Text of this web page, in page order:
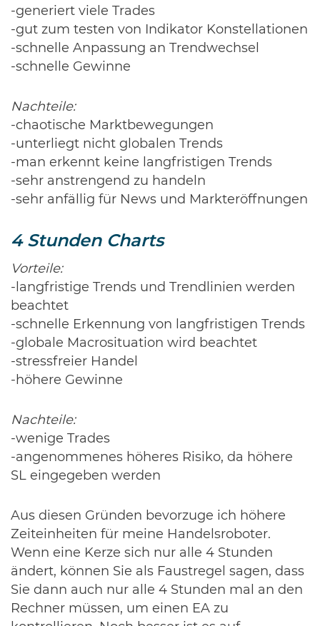
-generiert viele Trades
-gut zum testen von Indikator Konstellationen
-schnelle Anpassung an Trendwechsel
-schnelle Gewinne
Nachteile:
-chaotische Marktbewegungen
-unterliegt nicht globalen Trends
-man erkennt keine langfristigen Trends
-sehr anstrengend zu handeln
-sehr anfällig für News und Markteröffnungen
4 Stunden Charts
Vorteile:
-langfristige Trends und Trendlinien werden
beachtet
-schnelle Erkennung von langfristigen Trends
-globale Macrosituation wird beachtet
-stressfreier Handel
-höhere Gewinne
Nachteile:
-wenige Trades
-angenommenes höheres Risiko, da höhere
SL eingegeben werden
Aus diesen Gründen bevorzuge ich höhere
Zeiteinheiten für meine Handelsroboter.
Wenn eine Kerze sich nur alle 4 Stunden
ändert, können Sie als Faustregel sagen, dass
Sie dann auch nur alle 4 Stunden mal an den
Rechner müssen, um einen EA zu